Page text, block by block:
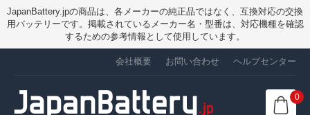
JapanBattery.jpの商品は、各メーカーの純正品ではなく、互換対応の交換
用バッテリーです。掲載されているメーカー名・型番は、対応機種を確認
するための参考情報として使用しています。
会社概要 お問い合わせ ヘルプセンター
0